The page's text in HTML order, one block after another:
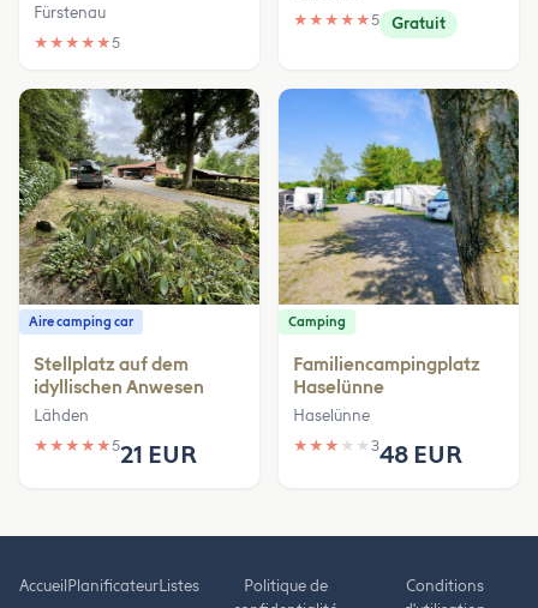
Fürstenau
★ ★ ★ ★ ★5
★ ★ ★ ★ ★5 Gratuit
Aire camping car
Stellplatz auf dem
idyllischen Anwesen
Lähden
★ ★ ★ ★ ★521 EUR
Camping
Familiencampingplatz
Haselünne
Haselünne
★ ★ ★ ★ ★ 348 EUR
AccueilPlanificateurListes
Politique de
Conditions